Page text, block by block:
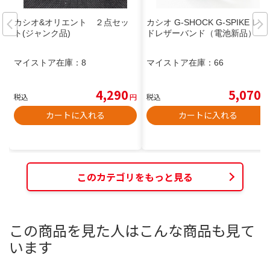
カシオ&オリエント ２点セッ
ト(ジャンク品)
マイストア在庫： 8
税込 4,290円
カートに入れる
カシオ G-SHOCK G-SPIKE レッ
ドレザーバンド（電池新品）
マイストア在庫： 66
税込 5,070
カートに入れる
このカテゴリをもっと見る
この商品を見た人はこんな商品も見て
います